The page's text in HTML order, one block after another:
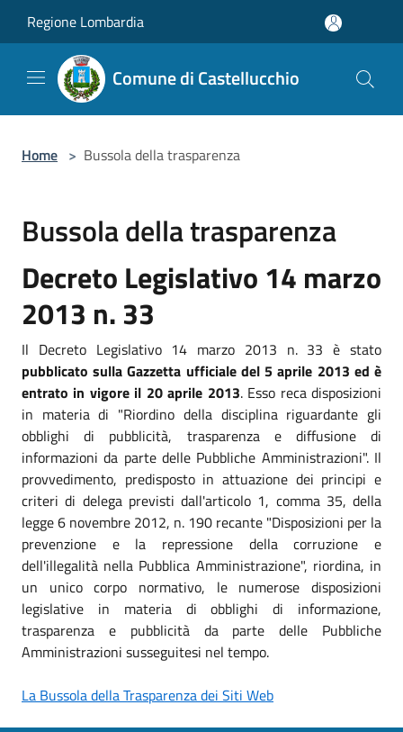
Regione Lombardia
Comune di Castellucchio
Home > Bussola della trasparenza
Bussola della trasparenza
Decreto Legislativo 14 marzo
2013 n. 33
Il Decreto Legislativo 14 marzo 2013 n. 33 è stato
pubblicato sulla Gazzetta ufficiale del 5 aprile 2013 ed è
entrato in vigore il 20 aprile 2013. Esso reca disposizioni
in materia di "Riordino della disciplina riguardante gli
obblighi di pubblicità, trasparenza e diffusione di
informazioni da parte delle Pubbliche Amministrazioni". Il
provvedimento, predisposto in attuazione dei principi e
criteri di delega previsti dall'articolo 1, comma 35, della
legge 6 novembre 2012, n. 190 recante "Disposizioni per la
prevenzione e la repressione della corruzione e
dell'illegalità nella Pubblica Amministrazione", riordina, in
un unico corpo normativo, le numerose disposizioni
legislative in materia di obblighi di informazione,
trasparenza e pubblicità da parte delle Pubbliche
Amministrazioni susseguitesi nel tempo.
La Bussola della Trasparenza dei Siti Web